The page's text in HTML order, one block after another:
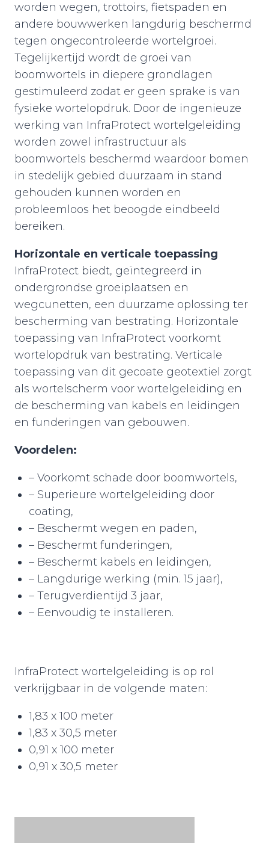
worden wegen, trottoirs, fietspaden en
andere bouwwerken langdurig beschermd
tegen ongecontroleerde wortelgroei.
Tegelijkertijd wordt de groei van
boomwortels in diepere grondlagen
gestimuleerd zodat er geen sprake is van
fysieke wortelopdruk. Door de ingenieuze
werking van InfraProtect wortelgeleiding
worden zowel infrastructuur als
boomwortels beschermd waardoor bomen
in stedelijk gebied duurzaam in stand
gehouden kunnen worden en
probleemloos het beoogde eindbeeld
bereiken.
Horizontale en verticale toepassing
InfraProtect biedt, geïntegreerd in
ondergrondse groeiplaatsen en
wegcunetten, een duurzame oplossing ter
bescherming van bestrating. Horizontale
toepassing van InfraProtect voorkomt
wortelopdruk van bestrating. Verticale
toepassing van dit gecoate geotextiel zorgt
als wortelscherm voor wortelgeleiding en
de bescherming van kabels en leidingen
en funderingen van gebouwen.
Voordelen:
– Voorkomt schade door boomwortels,
– Superieure wortelgeleiding door
coating,
– Beschermt wegen en paden,
– Beschermt funderingen,
– Beschermt kabels en leidingen,
– Langdurige werking (min. 15 jaar),
– Terugverdientijd 3 jaar,
– Eenvoudig te installeren.
InfraProtect wortelgeleiding is op rol
verkrijgbaar in de volgende maten:
1,83 x 100 meter
1,83 x 30,5 meter
0,91 x 100 meter
0,91 x 30,5 meter